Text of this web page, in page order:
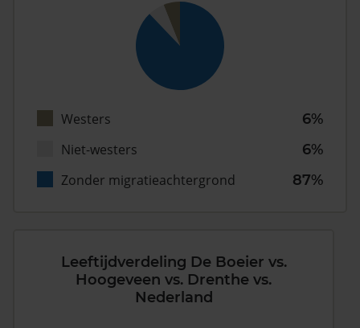
Westers
6%
Niet-westers
6%
Zonder migratieachtergrond
87%
Leeftijdverdeling De Boeier vs.
Hoogeveen vs. Drenthe vs.
Nederland